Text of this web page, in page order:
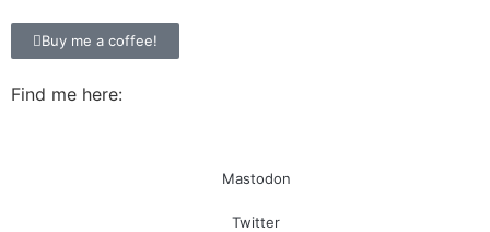
Buy me a coffee!
Find me here:
Mastodon
Twitter